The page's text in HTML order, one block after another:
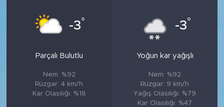
-3°
Parçalı Bulutlu
Nem: %92
Rüzgar: 4 km/h
Kar Olasılığı: %18
-3°
Yoğun kar yağışlı
Nem: %92
Rüzgar: 9 km/h
Yağış Olasılığı: %79
Kar Olasılığı: %47